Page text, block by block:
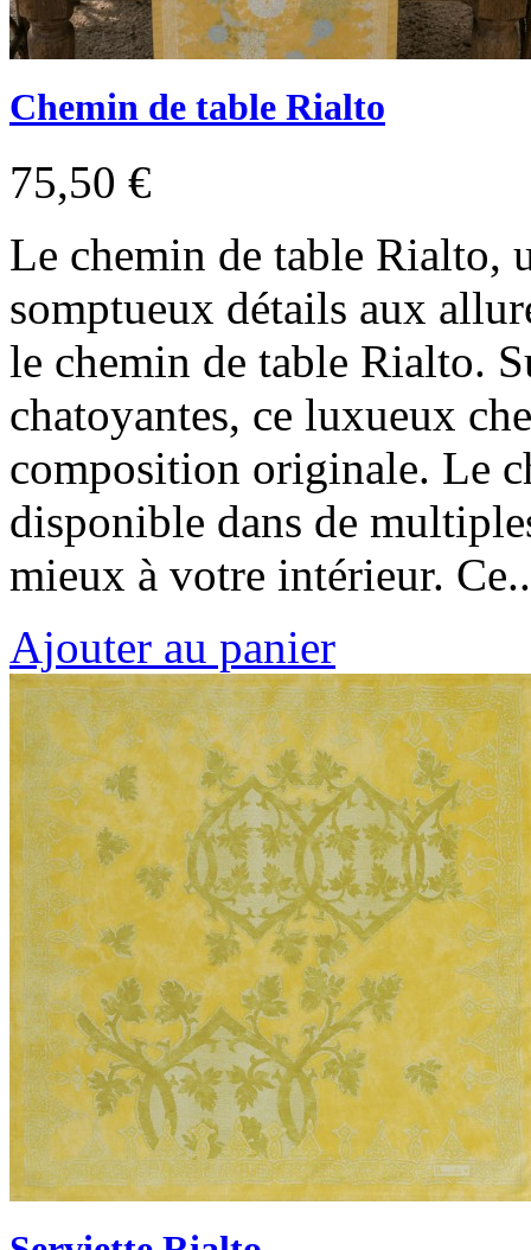
Chemin de table Rialto
75,50 €
Le chemin de table Rialto,
somptueux détails aux
le chemin de table Rialto.
chatoyantes, ce luxueux
composition originale. Le
disponible dans de
mieux à votre intérieur.
Ajouter au panier